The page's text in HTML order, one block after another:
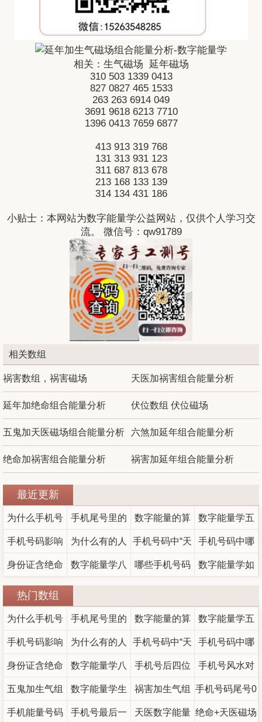
相关： 生气磁场 延年磁场
310 503 1339 0413
827 0827 465 1533
263 263 6914 049
3691 9618 6213 7710
1396 0413 7659 6877
413 913 319 768
131 313 931 123
311 687 813 678
213 168 133 139
314 134 431 186
小贴士：本网站为数字能量学公益网站，仅供个人学习交
流。 微信号：qw91789
相关数组
祸害数组，祸害磁场 天医加祸害组合能量分析
延年加绝命组合能量分析 伏位数组 伏位磁场
五鬼加天医磁场组合能量分析 六煞加延年组合能量分析
绝命加祸害组合能量分析 祸害加延年组合能量分析
最近更新
为什么手机号
里，零和五总
让人走得更辛
苦
手机尾号里的
桃花与破局 数
字能量学看婚
数字能量的算
法与象征——0
到9
数字能量学五
鬼数字加0
手机号码影响
运势
为什么有的人
用手机号越用
越旺？吉星磁
场组合的解析
手机号码中“天
医+伏位”磁场
财吗？
手机号码中哪
些数字最旺
学权威解析！
身份证含绝命
+六煞磁场的人
性格深度解析
数字能量学八
析：天医、延
年、绝命等磁
场含义一文搞
哪些手机号码
换？这些尾号
组合你中招了
数字能量学如
号码就是你的
随身风水
热门数组
为什么手机号
里，零和五总
让人走得更辛
苦
手机尾号里的
桃花与破局 数
字能量学看婚
姻
数字能量的算
法与象征——0
到9
数字能量学五
鬼数字加0
手机号码影响
运势
为什么有的人
用手机号越用
越旺？吉星磁
场组合的解析
手机号码中“天
医+伏位”磁场
组合真的能催
财吗？
手机号码中哪
些数字最旺
财？数字能量
学权威解析！
身份证含绝命
+六煞磁场的人
性格深度解析
数字能量学八
星口诀全解
析：天医、延
手机号后四位
吉数对照表
手机号风水对
照表最全
五鬼加生气组
合
数字能量学生
（孩子）适合
祸害加生气组
合,数字能量祸
手机号码尾号0
好吗 尾数00的
手机能量号码 手机号最后一 天医数字能量 绝命+天医磁场